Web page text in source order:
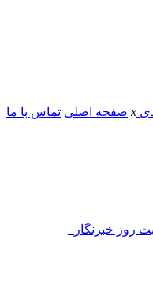
x صفحه اصلی تماس با ما